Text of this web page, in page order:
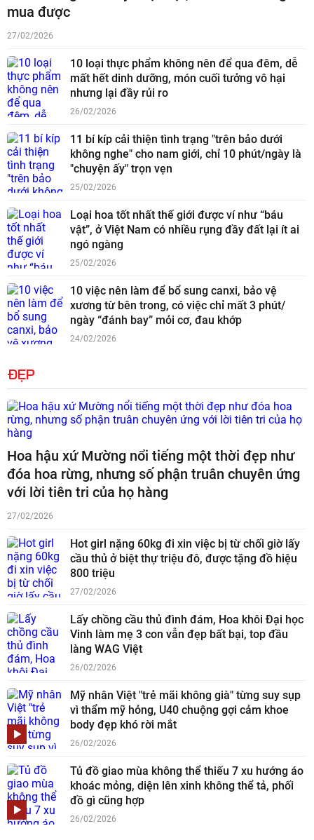
mua được
27/02/2026
10 loại thực phẩm không nên để qua đêm, dễ
mất hết dinh dưỡng, món cuối tưởng vô hại
nhưng lại đầy rủi ro
26/02/2026
11 bí kíp cải thiện tình trạng "trên bảo dưới
không nghe" cho nam giới, chỉ 10 phút/ngày là
"chuyện ấy" trọn vẹn
25/02/2026
Loại hoa tốt nhất thế giới được ví như “báu
vật”, ở Việt Nam có nhiều rụng đầy đất lại ít ai
ngó ngàng
25/02/2026
10 việc nên làm để bổ sung canxi, bảo vệ
xương từ bên trong, có việc chỉ mất 3 phút/
ngày “đánh bay” mỏi cơ, đau khớp
24/02/2026
ĐẸP
Hoa hậu xứ Mường nổi tiếng một thời đẹp như
đóa hoa rừng, nhưng số phận truân chuyên ứng
với lời tiên tri của họ hàng
27/02/2026
Hot girl nặng 60kg đi xin việc bị từ chối giờ lấy
cầu thủ ở biệt thự triệu đô, được tặng đồ hiệu
800 triệu
27/02/2026
Lấy chồng cầu thủ đình đám, Hoa khôi Đại học
Vinh làm mẹ 3 con vẫn đẹp bất bại, top đầu
làng WAG Việt
26/02/2026
Mỹ nhân Việt "trẻ mãi không già" từng suy sụp
vì thẩm mỹ hỏng, U40 chuộng gợi cảm khoe
body đẹp khó rời mắt
26/02/2026
Tủ đồ giao mùa không thể thiếu 7 xu hướng áo
khoác mỏng, diện lên xinh không thể tả, phối
đồ gì cũng hợp
26/02/2026